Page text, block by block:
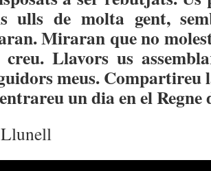
ulls de molta gent,
Miraran que no
Llavors us
meus.
un dia en el Regne